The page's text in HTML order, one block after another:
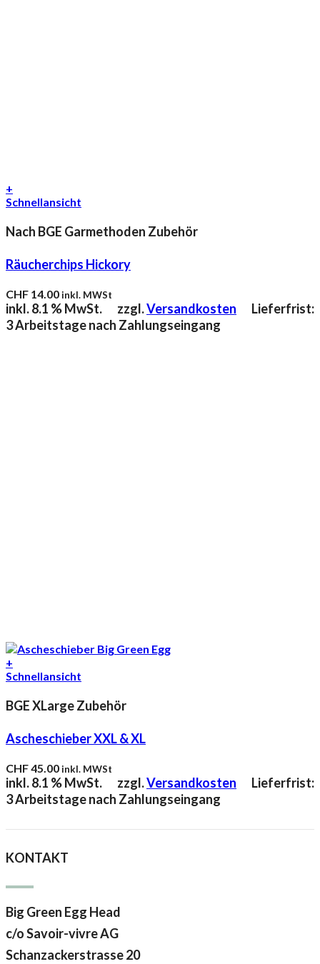
+
Schnellansicht
Nach BGE Garmethoden Zubehör
Räucherchips Hickory
CHF 14.00inkl. MWSt
inkl. 8.1 % MwSt. zzgl.Versandkosten
Lieferfrist:
3 Arbeitstage nach Zahlungseingang
+
Schnellansicht
BGE XLarge Zubehör
Ascheschieber XXL & XL
CHF45.00inkl. MWSt
inkl. 8.1 % MwSt. zzgl.Versandkosten
Lieferfrist:
3 Arbeitstage nach Zahlungseingang
KONTAKT
Big Green Egg Head
c/o Savoir-vivre AG
Schanzackerstrasse 20